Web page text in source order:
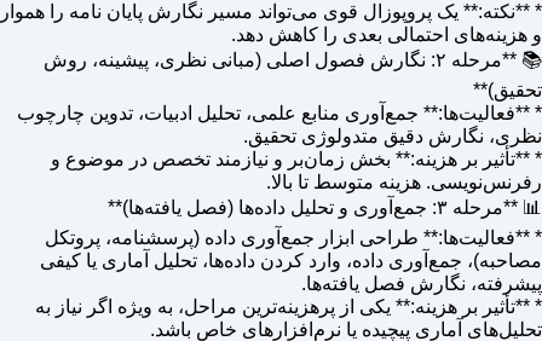
* **نکته:** یک پروپوزال قوی می‌تواند مسیر نگارش پایان نامه را هموار
و هزینه‌های احتمالی بعدی را کاهش دهد.
📚 **مرحله ۲: نگارش فصول اصلی (مبانی نظری، پیشینه، روش
تحقیق)**
* **فعالیت‌ها:** جمع‌آوری منابع علمی، تحلیل ادبیات، تدوین چارچوب
نظری، نگارش دقیق متدولوژی تحقیق.
* **تأثیر بر هزینه:** بخش زمان‌بر و نیازمند تخصص در موضوع و
رفرنس‌نویسی. هزینه متوسط تا بالا.
📊 **مرحله ۳: جمع‌آوری و تحلیل داده‌ها (فصل یافته‌ها)**
* **فعالیت‌ها:** طراحی ابزار جمع‌آوری داده (پرسشنامه، پروتکل
مصاحبه)، جمع‌آوری داده، وارد کردن داده‌ها، تحلیل آماری یا کیفی
پیشرفته، نگارش فصل یافته‌ها.
* **تأثیر بر هزینه:** یکی از پرهزینه‌ترین مراحل، به ویژه اگر نیاز به
تحلیل‌های آماری پیچیده یا نرم‌افزارهای خاص باشد.